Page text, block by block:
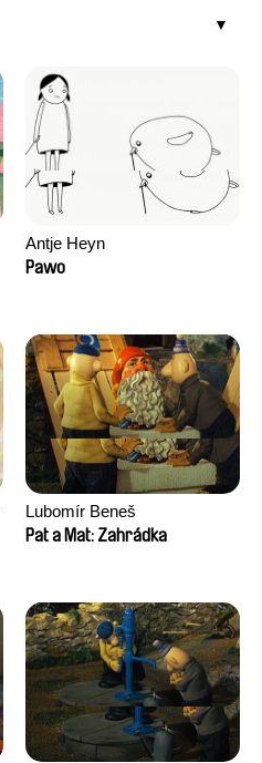
Antje Heyn
Pawo
Lubomír Beneš
Pat a Mat: Zahrádka